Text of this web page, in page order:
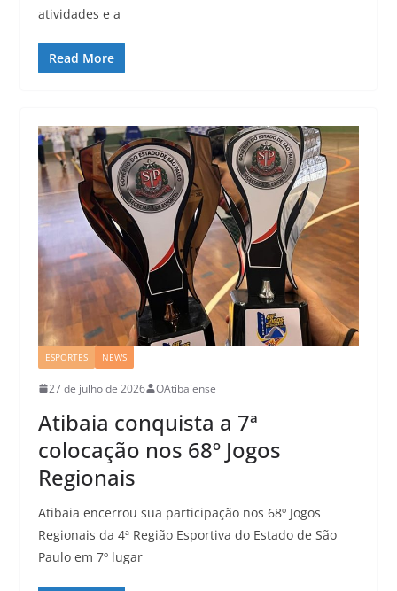
atividades e a
Read More
ESPORTES NEWS
27 de julho de 2026 OAtibaiense
Atibaia conquista a 7ª
colocação nos 68º Jogos
Regionais
Atibaia encerrou sua participação nos 68º Jogos
Regionais da 4ª Região Esportiva do Estado de São
Paulo em 7º lugar